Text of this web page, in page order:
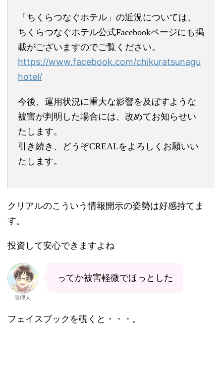
「ちくらつなぐホテル」の近況については、
ちくらつなぐホテル公式Facebookページにも掲
載がございますのでご覧ください。
https://www.facebook.com/chikuratsunagu
hotel/
今後、運用状況に重大な影響を及ぼすような
被害が判明した場合には、改めてお知らせい
たします。
引き続き、どうぞCREALをよろしくお願いい
たします。
クリアルのこういう情報開示の姿勢は好感持てま
す。
投資して安心できますよね
管理人
ってか被害軽微でほっとした
フェイスブックを覗くと・・・。